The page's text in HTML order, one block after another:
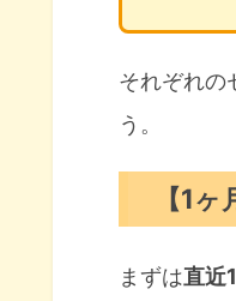
それぞれの
う。
【1
まずは直近